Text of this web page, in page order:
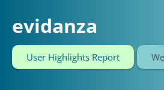
evidanza
User Highlights Report